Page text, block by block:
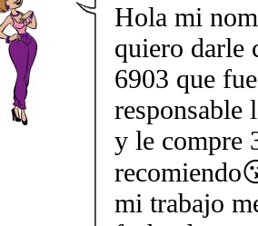
Hola mi
quiero darle
6903 que
responsable
y le compre
mi trabajo